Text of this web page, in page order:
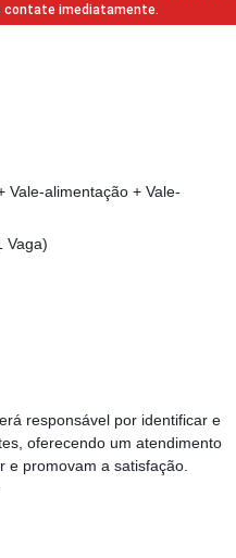
contate imediatamente.
Vale-alimentação + Vale-
Vaga)
responsável por identificar e
oferecendo um atendimento
e promovam a satisfação.